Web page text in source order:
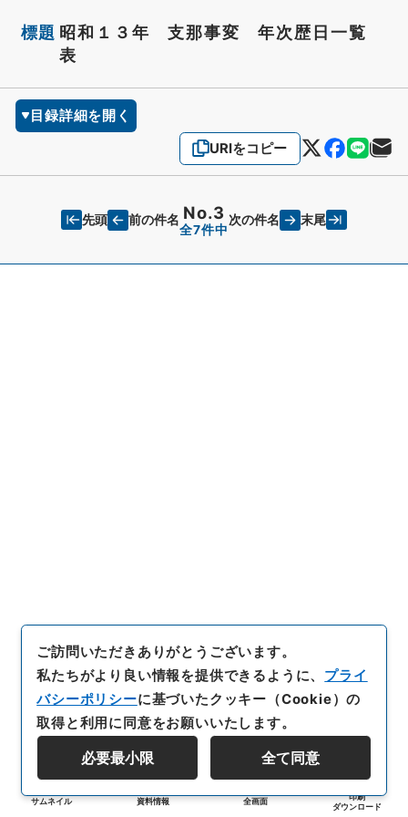
標題 昭和１３年 支那事変 年次歴日一覧
表
目録詳細を開く
URIをコピー
先頭 前の件名 No.3
全7件中
次の件名 末尾
サムネイル 資料情報 全画面
印刷
ダウンロード
ご訪問いただきありがとうございます。
私たちがより良い情報を提供できるように、 プライ
バシーポリシーに基づいたクッキー（Cookie）の
取得と利用に同意をお願いいたします。
必要最小限 全て同意